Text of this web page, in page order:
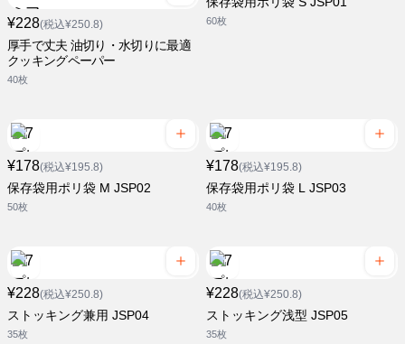
¥228(税込¥250.8)
厚手で丈夫 油切り・水切りに最適
クッキングペーパー
40枚
60枚
¥178(税込¥195.8)
保存袋用ポリ袋 M JSP02
50枚
¥178(税込¥195.8)
保存袋用ポリ袋 L JSP03
40枚
¥228(税込¥250.8)
ストッキング兼用 JSP04
35枚
¥228(税込¥250.8)
ストッキング浅型 JSP05
35枚